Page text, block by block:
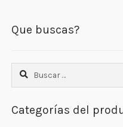
Diabetes
Para Hombres
Estados De Ánimo
Que buscas?
Buscar:
Categorías del